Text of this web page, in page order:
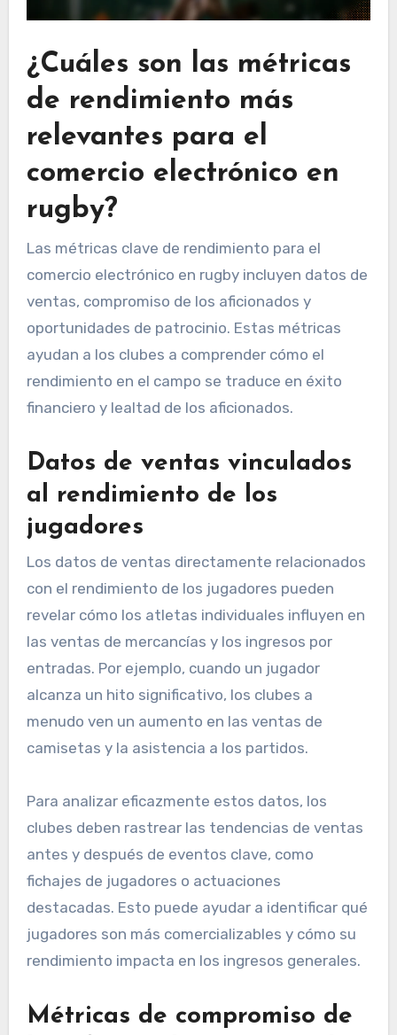
¿Cuáles son las métricas
de rendimiento más
relevantes para el
comercio electrónico en
rugby?
Las métricas clave de rendimiento para el
comercio electrónico en rugby incluyen datos de
ventas, compromiso de los aficionados y
oportunidades de patrocinio. Estas métricas
ayudan a los clubes a comprender cómo el
rendimiento en el campo se traduce en éxito
financiero y lealtad de los aficionados.
Datos de ventas vinculados
al rendimiento de los
jugadores
Los datos de ventas directamente relacionados
con el rendimiento de los jugadores pueden
revelar cómo los atletas individuales influyen en
las ventas de mercancías y los ingresos por
entradas. Por ejemplo, cuando un jugador
alcanza un hito significativo, los clubes a
menudo ven un aumento en las ventas de
camisetas y la asistencia a los partidos.
Para analizar eficazmente estos datos, los
clubes deben rastrear las tendencias de ventas
antes y después de eventos clave, como
fichajes de jugadores o actuaciones
destacadas. Esto puede ayudar a identificar qué
jugadores son más comercializables y cómo su
rendimiento impacta en los ingresos generales.
Métricas de compromiso de